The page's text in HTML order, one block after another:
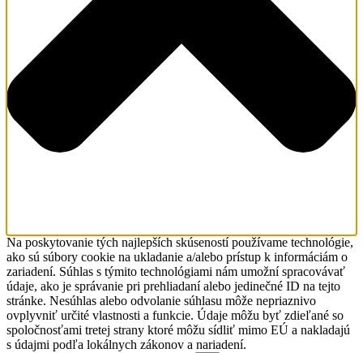
Na poskytovanie tých najlepších skúseností používame technológie,
ako sú súbory cookie na ukladanie a/alebo prístup k informáciám o
zariadení. Súhlas s týmito technológiami nám umožní spracovávať
údaje, ako je správanie pri prehliadaní alebo jedinečné ID na tejto
stránke. Nesúhlas alebo odvolanie súhlasu môže nepriaznivo
ovplyvniť určité vlastnosti a funkcie. Údaje môžu byť zdieľané so
spoločnosťami tretej strany ktoré môžu sídliť mimo EÚ a nakladajú
s údajmi podľa lokálnych zákonov a nariadení.